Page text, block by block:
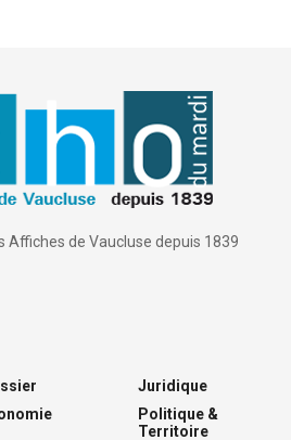
Affiches de Vaucluse depuis 1839
Juridique
Politique &
Territoire